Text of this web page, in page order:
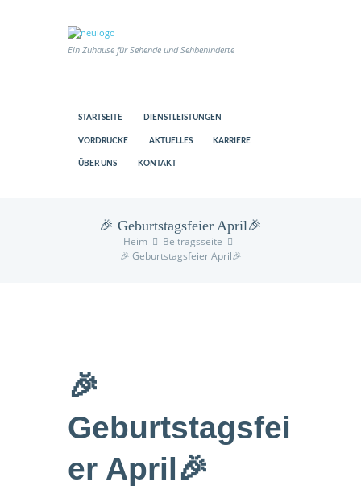
Ein Zuhause für Sehende und Sehbehinderte
STARTSEITE DIENSTLEISTUNGEN
VORDRUCKE AKTUELLES KARRIERE
ÜBER UNS KONTAKT
🎉 Geburtstagsfeier April🎉
Heim
Beitragsseite
🎉 Geburtstagsfeier April🎉
🎉
Geburtstagsfei
er April🎉